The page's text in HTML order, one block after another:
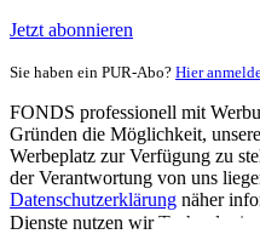
Jetzt abonnieren
Sie haben ein PUR-Abo? Hier
FONDS professionell mit
Gründen die Möglichkeit,
Werbeplatz zur Verfügung zu
der Verantwortung von uns
Datenschutzerklärung näher
Dienste nutzen wir